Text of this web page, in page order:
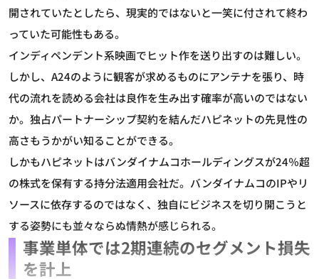
開されていたとしたら、現実的ではないと一笑に付されて終わ
っていた可能性もある。
インディペンデント系映画でヒット作を送り出すのは難しい。
しかし、A24のように観客が求めるものにアンテナを張り、時
代の流れを読める会社は良作を生み出す確率が高いのではない
か。独占パートナーシップ契約を結んだハピネットの先見性の
高さもうかがい知ることができる。
しかもハピネットはバンダイナムコホールディングスが24％超
の株式を保有する持分法適用会社だ。バンダイナムコのIPやリ
ソースに依存するのではなく、独自にビジネスを切り開こうと
する姿勢にも並々ならぬ情熱が感じられる。
事業単体では2期連続のセグメント損失
を計上